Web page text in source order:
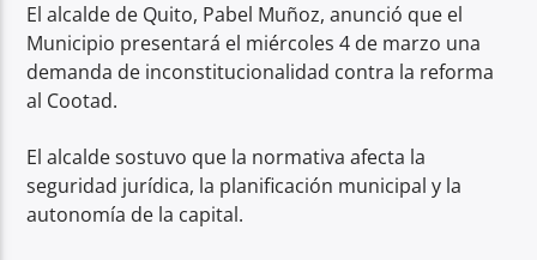
El alcalde de Quito, Pabel Muñoz, anunció que el
Municipio presentará el miércoles 4 de marzo una
demanda de inconstitucionalidad contra la reforma
al Cootad.
El alcalde sostuvo que la normativa afecta la
seguridad jurídica, la planificación municipal y la
autonomía de la capital.